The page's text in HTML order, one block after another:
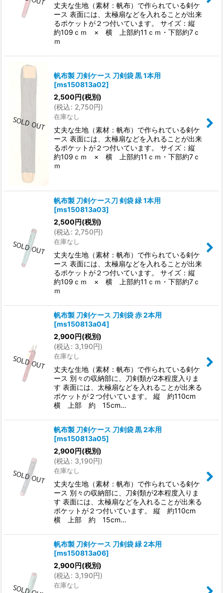
丈夫な生地（素材：帆布）で作られている剣ケ
ース 表面には、太極扇などを入れることが出来
るポケットが２つ付いています。 サイズ：縦
約109ｃｍ × 横 上部約11ｃｍ・下部約7ｃ
ｍ
帆布製 刀剣ケース 刀剣袋 黒 1本用
[ms150813a02]
2,500円(税別)
(税込: 2,750円)
在庫なし
丈夫な生地（素材：帆布）で作られている剣ケ
ース 表面には、太極扇などを入れることが出来
るポケットが２つ付いています。 サイズ：縦
約109ｃｍ × 横 上部約11ｃｍ・下部約7ｃ
ｍ
帆布製 刀剣ケース刀 剣袋 緑 1本用
[ms150813a03]
2,500円(税別)
(税込: 2,750円)
在庫なし
丈夫な生地（素材：帆布）で作られている剣ケ
ース 表面には、太極扇などを入れることが出来
るポケットが２つ付いています。 サイズ：縦
約109ｃｍ × 横 上部約11ｃｍ・下部約7ｃ
ｍ
帆布製 刀剣ケース 刀剣袋 赤 2本用
[ms150813a04]
2,900円(税別)
(税込: 3,190円)
在庫なし
丈夫な生地（素材：帆布）で作られている剣ケ
ース 別々の収納部に、刀剣類が2本程度入りま
す 表面には、太極扇などを入れることが出来る
ポケットが２つ付いています。 縦 約110cm
横 上部 約 15cm…
帆布製 刀剣ケース 刀剣袋 黒 2本用
[ms150813a05]
2,900円(税別)
(税込: 3,190円)
在庫なし
丈夫な生地（素材：帆布）で作られている剣ケ
ース 別々の収納部に、刀剣類が2本程度入りま
す 表面には、太極扇などを入れることが出来る
ポケットが２つ付いています。 縦 約110cm
横 上部 約 15cm…
帆布製 刀剣ケース 刀剣袋 緑 2本用
[ms150813a06]
2,900円(税別)
(税込: 3,190円)
在庫なし